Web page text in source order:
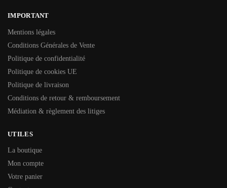
IMPORTANT
Mentions légales
Conditions Générales de Vente
Politique de confidentialité
Politique de cookies UE
Politique de livraison
Conditions de retour & remboursement
Médiation & règlement des litiges
UTILES
La boutique
Mon compte
Votre panier